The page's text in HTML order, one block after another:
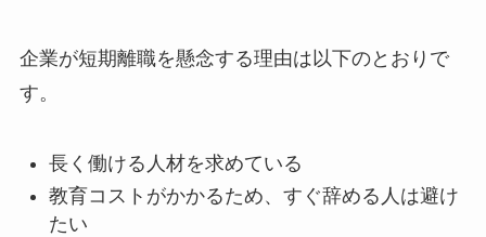
企業が短期離職を懸念する理由は以下のとおりで
す。
長く働ける人材を求めている
教育コストがかかるため、すぐ辞める人は避け
たい